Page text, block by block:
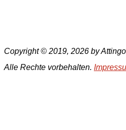
Copyright © 2019, 2026 by
Alle Rechte vorbehalten.